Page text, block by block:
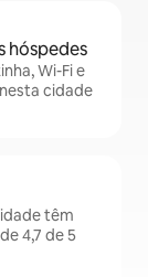
hóspedes
Wi-Fi e
cidade
têm
4,7 de 5